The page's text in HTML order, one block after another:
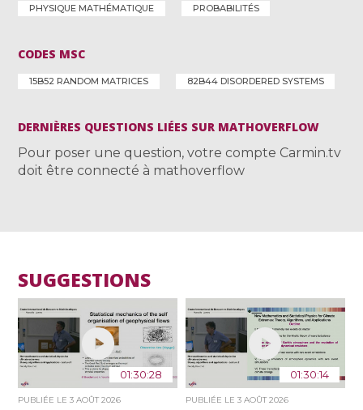
PHYSIQUE MATHÉMATIQUE PROBABILITÉS
CODES MSC
15B52 RANDOM MATRICES 82B44 DISORDERED SYSTEMS
DERNIÈRES QUESTIONS LIÉES SUR MATHOVERFLOW
Pour poser une question, votre compte Carmin.tv
doit être connecté à mathoverflow
SUGGESTIONS
01:30:28
PUBLIÉE LE3 AOÛT 2026
01:30:14
PUBLIÉE LE 3 AOÛT 2026